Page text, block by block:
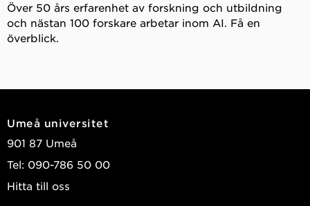
Över 50 års erfarenhet av forskning och utbildning
och nästan 100 forskare arbetar inom AI. Få en
överblick.
Umeå universitet
901 87 Umeå
Tel: 090-786 50 00
Hitta till oss